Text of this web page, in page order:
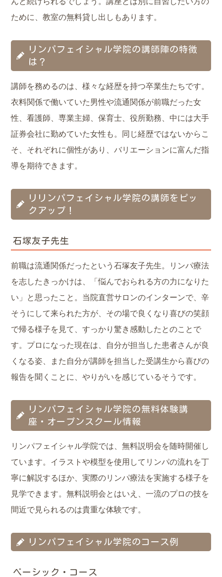
ために、教室の無料貸し出しもあります。
リンパフェイシャル学院の講師陣の特徴
は？
講師を務めるのは、様々な経歴を持つ卒業生たちです。
衣料関係で働いていた男性や流通関係が前職だった女
性、看護師、専業主婦、保育士、役所勤務、中には大手
証券会社に勤めていた女性も。同じ経歴ではないからこ
そ、それぞれに個性があり、バリエーションに富んだ指
導を期待できます。
リリンパフェイシャル学院の講師をピッ
クアップ！
石塚友子先生
前職は流通関係だったという石塚友子先生。リンパ療法
を志したきっかけは、「悩んでおられる方の力になりた
い」と思ったこと。当院直営サロンのインターンで、辛
そうにして来られた方が、その場で良くなり喜びの笑顔
で帰る様子を見て、すっかり驚き感動したとのことで
す。プロになった現在は、自分が担当した患者さんが良
くなる姿、また自分が講師を担当した受講生から喜びの
報告を聞くことに、やりがいを感じているそうです。
リンパフェイシャル学院の無料体験講
座・オープンスクール情報
リンパフェイシャル学院では、無料説明会を随時開催し
ています。イラストや模型を使用してリンパの流れを丁
寧に解説するほか、実際のリンパ療法を実施する様子を
見学できます。無料説明会とはいえ、一流のプロの技を
間近で見られるのは貴重な体験です。
リンパフェイシャル学院のコース例
ベーシック・コース